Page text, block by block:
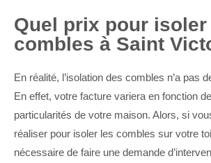
Quel prix pour isoler
combles à Saint
En réalité, l’isolation des combles n’a pas
En effet, votre facture variera en fonction
particularités de votre maison. Alors, si
réaliser pour isoler les combles sur votre
nécessaire de faire une demande